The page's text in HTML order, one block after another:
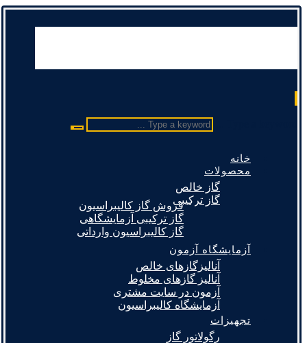
خانه
محصولات
گاز خالص
گاز ترکیبیفروش گاز کالیبراسیون
گاز ترکیبی آزمایشگاهی
گاز کالیبراسیون وارداتی
آزمایشگاه آزمون
آنالیزگازهای خالص
آنالیز گازهای مخلوط
آزمون در سایت مشتری
آزمایشگاه کالیبراسیون
تجهیزات
رگولاتور گاز